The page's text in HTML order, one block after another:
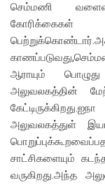
செம்மணி
ஆராயும்
அலுவலகத்தின்
அலுவலகத்துள்
சாட்சிகளையும்
வருகிறது.அந்த